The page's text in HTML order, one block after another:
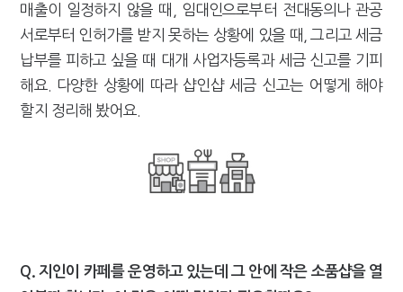
매출이 일정하지 않을 때, 임대인으로부터 전대동의나 관공
서로부터 인허가를 받지 못하는 상황에 있을 때, 그리고 세금
납부를 피하고 싶을 때 대개 사업자등록과 세금 신고를 기피
해요. 다양한 상황에 따라 샵인샵 세금 신고는 어떻게 해야
할지 정리해 봤어요.
Q. 지인이 카페를 운영하고 있는데 그 안에 작은 소품샵을 열